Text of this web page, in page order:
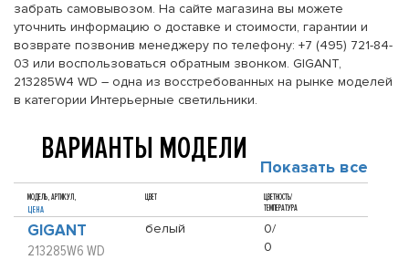
забрать самовывозом. На сайте магазина вы можете
уточнить информацию о доставке и стоимости, гарантии и
возврате позвонив менеджеру по телефону: +7 (495) 721-84-
03 или воспользоваться обратным звонком. GIGANT,
213285W4 WD – одна из восстребованных на рынке моделей
в категории Интерьерные светильники.
ВАРИАНТЫ МОДЕЛИ Показать все
МОДЕЛЬ, АРТИКУЛ,
ЦЕНА
ЦВЕТ
ЦВЕТНОСТЬ/
ТЕМПЕРАТУРА
GIGANT
213285W6 WD
белый
0/
0